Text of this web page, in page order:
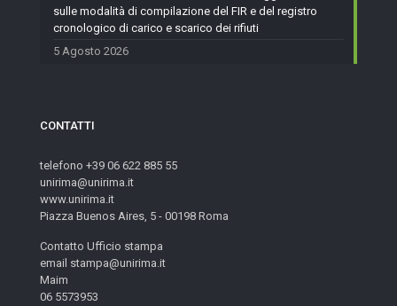
sulle modalità di compilazione del FIR e del registro
cronologico di carico e scarico dei rifiuti
5 Agosto 2026
CONTATTI
telefono +39 06 622 885 55
unirima@unirima.it
www.unirima.it
Piazza Buenos Aires, 5 - 00198 Roma
Contatto Ufficio stampa
email stampa@unirima.it
Maim
06 5573953